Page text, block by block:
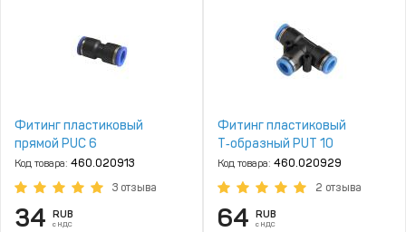
Фитинг пластиковый
прямой PUC 6
Код товара: 460.020913
3 отзыва
34 RUB
с НДС
Фитинг пластиковый
Т‑образный PUT 10
Код товара: 460.020929
2 отзыва
64 RUB
с НДС